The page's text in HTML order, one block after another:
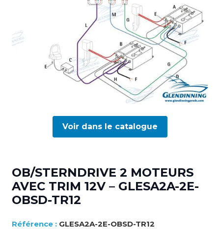
Voir dans le catalogue
OB/STERNDRIVE 2 MOTEURS
AVEC TRIM 12V – GLESA2A-2E-
OBSD-TR12
GLESA2A-2E-OBSD-TR12